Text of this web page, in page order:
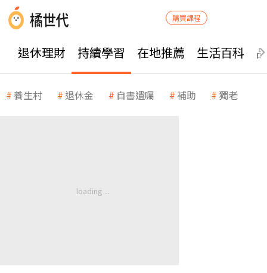
購買課程
退休理財 持續學習 在地推薦 生活百科
養生村 退休金 自書遺囑 補助 獨老